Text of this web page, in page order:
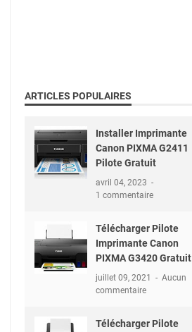
ARTICLES POPULAIRES
Installer Imprimante
Canon PIXMA G2411
Pilote Gratuit
avril 04, 2023
1 commentaire
Télécharger Pilote
Imprimante Canon
PIXMA G3420 Gratuit
juillet 09, 2021
Aucun
commentaire
Télécharger Pilote